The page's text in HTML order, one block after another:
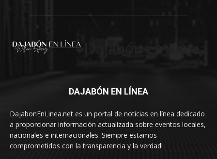
DAJABÓN EN LÍNEA
DajabonEnLinea.net es un portal de noticias en línea dedicado
a proporcionar información actualizada sobre eventos locales,
nacionales e internacionales. Siempre estamos
comprometidos con la transparencia y la verdad!